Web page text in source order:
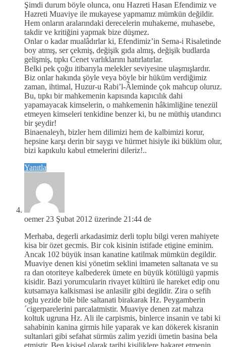
Şimdi durum böyle olunca, onu Hazreti Hasan Efendimiz ve
Hazreti Muaviye ile mukayese yapmamız mümkün değildir.
Hem onların aralarındaki derecelerin muhakeme, muhasebe,
takdir ve kritiğini yapmak bize düşmez.
Onlar o kadar mualâdırlar ki, Efendimiz’in Sema-i Risaletinde
boy atmış, ser çekmiş, değişik gıda almış, değişik budlarda
gelişmiş, tıpkı Cenet varlıklarını hatırlatırlar.
Belki pek çoğu itibarıyla melekler seviyesine ulaşmışlardır.
Biz onlar hakında şöyle veya böyle bir hüküm verdiğimiz
zaman, ihtimal, Huzur-u Rabi’l-Âleminde çok mahcup oluruz.
Bu, tıpkı bir mahkemenin kapısında kapıcılık dahi
yapamayacak kimselerin, o mahkemenin hâkimliğine tenezül
etmeyen kimseleri tenkidine benzer ki, bu ne müthiş utandırıcı
bir şeydir!
Binaenaleyh, bizler hem dilimizi hem de kalbimizi korur,
hepsine karşı derin bir saygı ve hürmet hisiyle iki büklüm olur,
bizi kapıkulu kabul etmelerini dileriz!..
Yanıtla
oemer 23 Şubat 2012 üzerinde 21:44 de
Merhaba, degerli arkadasimiz derli toplu bilgi veren mahiyete
kisa bir özet gecmis. Bir cok kisinin istifade etigine eminim.
Ancak 102 büyük insan kanatine katilmak mümkün degildir.
Muaviye denen kisi yönetim seklini imameten saltanata ve su
ra dan otoriteye kalbederek ümete en büyük kötülügü yapmis
kisidir. Bazi yorumcularin rivayet kültürü ile hareket edip onu
kutsamaya kalkismasi ise anlasilir gibi degildir. Zira o sefih
oglu yezide bile bile saltanati birakarak Hz. Peygamberin
´cigerparelerini parcalatmistir. Muaviye denen zat mahza
koltuk ugruna Hz. Ali ile carpismis, binlerce insanin ve tabi ki
sahabinin kanina girmis hile yaparak ve kan dökerek kisranin
sultanlari gibi sefahat sürmüs zalim yezidi ümetin basina bela